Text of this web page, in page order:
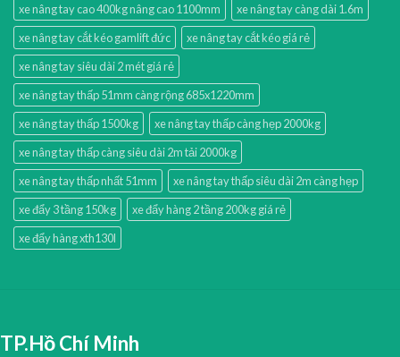
xe nâng tay cao 400kg nâng cao 1100mm
xe nâng tay càng dài 1.6m
xe nâng tay cắt kéo gamlift đức
xe nâng tay cắt kéo giá rẻ
xe nâng tay siêu dài 2 mét giá rẻ
xe nâng tay thấp 51mm càng rộng 685x1220mm
xe nâng tay thấp 1500kg
xe nâng tay thấp càng hẹp 2000kg
xe nâng tay thấp càng siêu dài 2m tải 2000kg
xe nâng tay thấp nhất 51mm
xe nâng tay thấp siêu dài 2m càng hẹp
xe đẩy 3 tầng 150kg
xe đẩy hàng 2 tầng 200kg giá rẻ
xe đẩy hàng xth130l
TP.Hồ Chí Minh